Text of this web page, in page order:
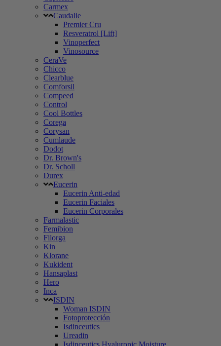
Carmex
Caudalie
Premier Cru
Resveratrol [Lift]
Vinoperfect
Vinosource
CeraVe
Chicco
Clearblue
Comforsil
Compeed
Control
Cool Bottles
Corega
Corysan
Cumlaude
Dodot
Dr. Brown's
Dr. Scholl
Durex
Eucerin
Eucerin Anti-edad
Eucerin Faciales
Eucerin Corporales
Farmalastic
Femibion
Filorga
Kin
Klorane
Kukident
Hansaplast
Hero
Inca
ISDIN
Woman ISDIN
Fotoprotección
Isdinceutics
Ureadin